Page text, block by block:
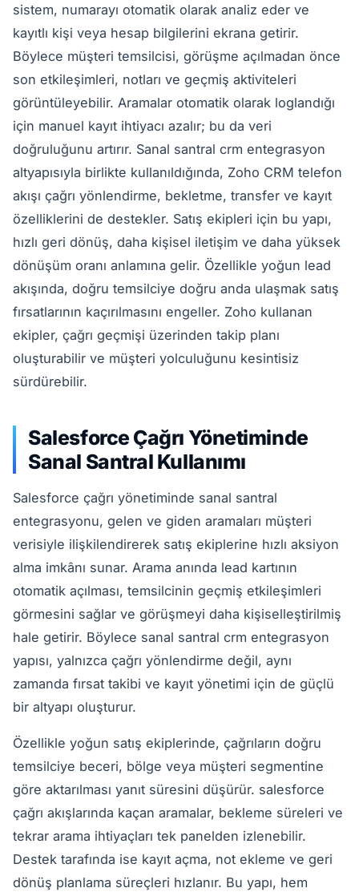
sistem, numarayı otomatik olarak analiz eder ve
kayıtlı kişi veya hesap bilgilerini ekrana getirir.
Böylece müşteri temsilcisi, görüşme açılmadan önce
son etkileşimleri, notları ve geçmiş aktiviteleri
görüntüleyebilir. Aramalar otomatik olarak loglandığı
için manuel kayıt ihtiyacı azalır; bu da veri
doğruluğunu artırır. Sanal santral crm entegrasyon
altyapısıyla birlikte kullanıldığında, Zoho CRM telefon
akışı çağrı yönlendirme, bekletme, transfer ve kayıt
özelliklerini de destekler. Satış ekipleri için bu yapı,
hızlı geri dönüş, daha kişisel iletişim ve daha yüksek
dönüşüm oranı anlamına gelir. Özellikle yoğun lead
akışında, doğru temsilciye doğru anda ulaşmak satış
fırsatlarının kaçırılmasını engeller. Zoho kullanan
ekipler, çağrı geçmişi üzerinden takip planı
oluşturabilir ve müşteri yolculuğunu kesintisiz
sürdürebilir.
Salesforce Çağrı Yönetiminde
Sanal Santral Kullanımı
Salesforce çağrı yönetiminde sanal santral
entegrasyonu, gelen ve giden aramaları müşteri
verisiyle ilişkilendirerek satış ekiplerine hızlı aksiyon
alma imkânı sunar. Arama anında lead kartının
otomatik açılması, temsilcinin geçmiş etkileşimleri
görmesini sağlar ve görüşmeyi daha kişiselleştirilmiş
hale getirir. Böylece sanal santral crm entegrasyon
yapısı, yalnızca çağrı yönlendirme değil, aynı
zamanda fırsat takibi ve kayıt yönetimi için de güçlü
bir altyapı oluşturur.
Özellikle yoğun satış ekiplerinde, çağrıların doğru
temsilciye beceri, bölge veya müşteri segmentine
göre aktarılması yanıt süresini düşürür. salesforce
çağrı akışlarında kaçan aramalar, bekleme süreleri ve
tekrar arama ihtiyaçları tek panelden izlenebilir.
Destek tarafında ise kayıt açma, not ekleme ve geri
dönüş planlama süreçleri hızlanır. Bu yapı, hem